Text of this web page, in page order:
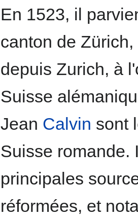
En 1523, il
canton de
depuis Zurich, à
Suisse
Jean Calvin sont
Suisse romande.
principales
réformées, et